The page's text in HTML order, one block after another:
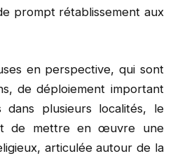
prompt rétablissement aux
en perspective, qui sont
de déploiement important
dans plusieurs localités, le
de mettre en œuvre une
articulée autour de la